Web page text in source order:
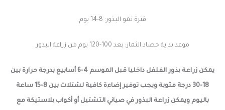
فترة نمو البذور: 8-14 يوم
موعد بداية حصاد الثمار: بعد 100-120 يوم من زراعة البذور
يمكن زراعة بذور الفلفل داخليا قبل الموسم 4-6 أسابيع بدرجة حرارة بين
18-30 درجة مئوية ويجب توفير إضاءة كافية لشتلات بين 8-15 ساعة
باليوم ويمكن زراعة البذور في صياني التشتيل أو أكواب بلاستيكة مع